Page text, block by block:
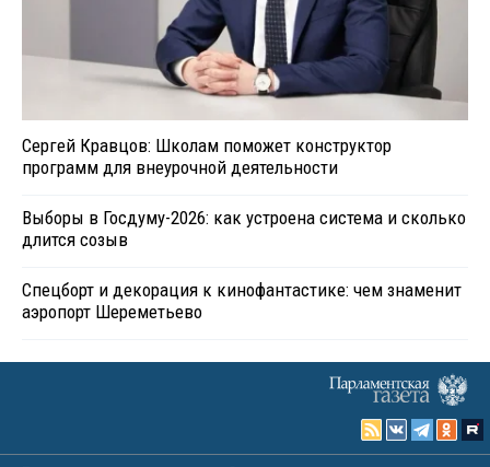
Сергей Кравцов: Школам поможет конструктор
программ для внеурочной деятельности
Выборы в Госдуму-2026: как устроена система и сколько
длится созыв
Спецборт и декорация к кинофантастике: чем знаменит
аэропорт Шереметьево